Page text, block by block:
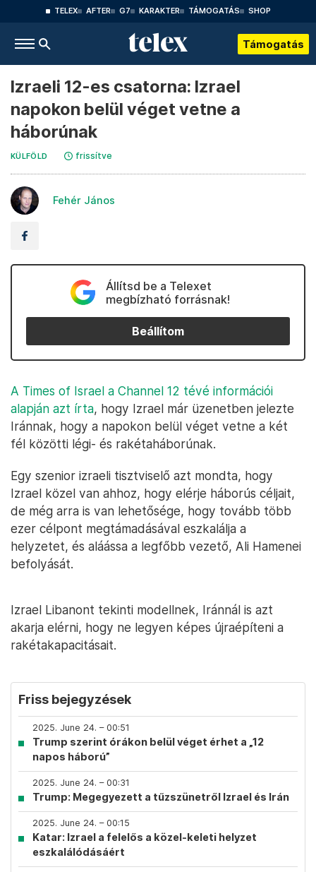
TELEX AFTER G7 KARAKTER TÁMOGATÁS SHOP
Támogatás
Izraeli 12-es csatorna: Izrael
napokon belül véget vetne a
háborúnak
KÜLFÖLD frissítve
Fehér János
Állítsd be a Telexet
megbízható forrásnak!
Beállítom
A Times of Israel a Channel 12 tévé információi
alapján azt írta, hogy Izrael már üzenetben jelezte
Iránnak, hogy a napokon belül véget vetne a két
fél közötti légi- és rakétaháborúnak.
Egy szenior izraeli tisztviselő azt mondta, hogy
Izrael közel van ahhoz, hogy elérje háborús céljait,
de még arra is van lehetősége, hogy tovább több
ezer célpont megtámadásával eszkalálja a
helyzetet, és aláássa a legfőbb vezető, Ali Hamenei
befolyását.
Izrael Libanont tekinti modellnek, Iránnál is azt
akarja elérni, hogy ne legyen képes újraépíteni a
rakétakapacitásait.
Friss bejegyzések
2025. June 24. – 00:51
Trump szerint órákon belül véget érhet a „12
napos háború”
2025. June 24. – 00:31
Trump: Megegyezett a tűzszünetről Izrael és Irán
2025. June 24. – 00:15
Katar: Izrael a felelős a közel-keleti helyzet
eszkalálódásáért